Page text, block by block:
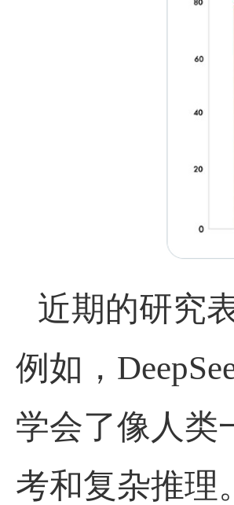
近期的研究
例如，
学会了像人类
考和复杂推理。